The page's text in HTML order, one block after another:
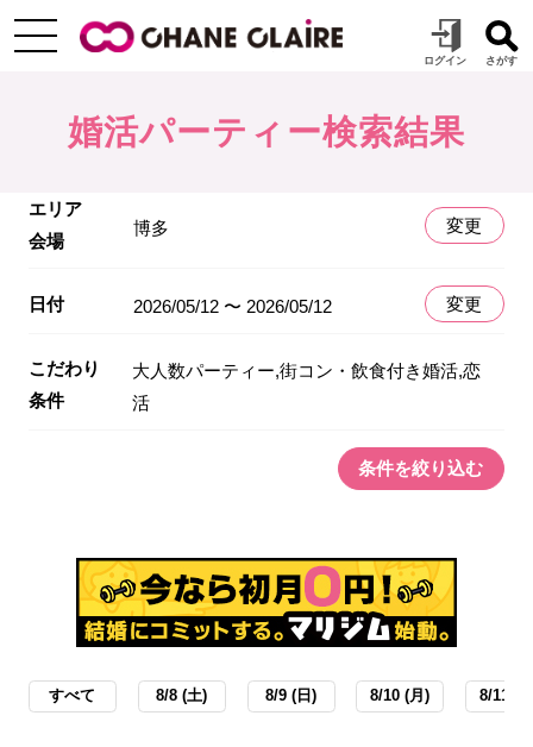
婚活パーティー検索結果
エリア
会場
博多 変更
日付 2026/05/12 〜 2026/05/12 変更
こだわり
条件
大人数パーティー,街コン・飲食付き婚活,恋
活
条件を絞り込む
すべて 8/8 (土) 8/9 (日) 8/10 (月) 8/11 (